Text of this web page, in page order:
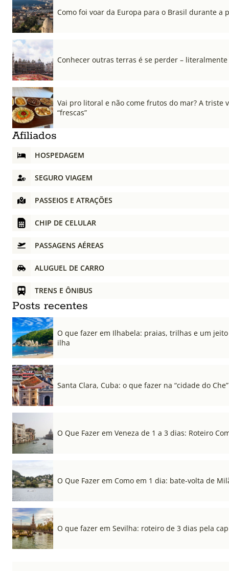
Como foi voar da Europa para o Brasil durante a
Conhecer outras terras é se perder – literalmente
Vai pro litoral e não come frutos do mar? A triste
“frescas”
Afiliados
HOSPEDAGEM
SEGURO VIAGEM
PASSEIOS E ATRAÇÕES
CHIP DE CELULAR
PASSAGENS AÉREAS
ALUGUEL DE CARRO
TRENS E ÔNIBUS
Posts recentes
O que fazer em Ilhabela: praias, trilhas e um
ilha
Santa Clara, Cuba: o que fazer na “cidade do Che”
O Que Fazer em Veneza de 1 a 3 dias: Roteiro
O Que Fazer em Como em 1 dia: bate-volta de
O que fazer em Sevilha: roteiro de 3 dias pela